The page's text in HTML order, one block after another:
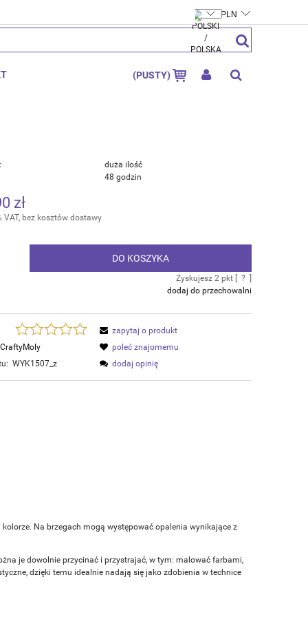
ZALOGUJ SIĘ
(PUSTY)
duża ilość
48 godzin
zł
VAT, bez kosztów dostawy
DO KOSZYKA
Zyskujesz 2pkt [ ?
dodaj do przechowalni
CraftyMoly
WYK1507_z
zapytaj o produkt
poleć znajomemu
dodaj opinię
Na brzegach mogą występować opalenia wynikające z
je dowolnie przycinać i przystrajać, w tym: malować farbami,
dzięki temu idealnie nadają się jako zdobienia w technice